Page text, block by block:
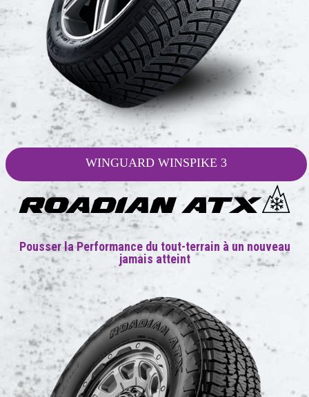
WINGUARD WINSPIKE 3
Pousser la Performance du tout-terrain à un nouveau
jamais atteint